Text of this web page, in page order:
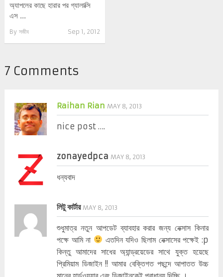
অ্যাপলের কাছে হারার পর গ্যালাক্সি
এস ...
By সজীব Sep 1, 2012
7 Comments
Raihan Rian MAY 8, 2013
nice post ….
zonayedpca MAY 8, 2013
ধন্যবাদ
লিটু কার্টার MAY 8, 2013
শুধুমাত্র নতুন আপডেট ব্যাবহার করার জন্য নেক্সাস কিনার
পক্ষে আমি না
এতদিন যদিও ছিলাম নেক্সাসের পক্ষেই :p
কিন্তু আমাদের সাধের অ্যান্ড্রয়েডের সাথে যুক্ত হয়েছে
প্রিমিয়াম ডিজাইন !! আমার বেক্তিগত পছন্দে আপাতত উচ্চ